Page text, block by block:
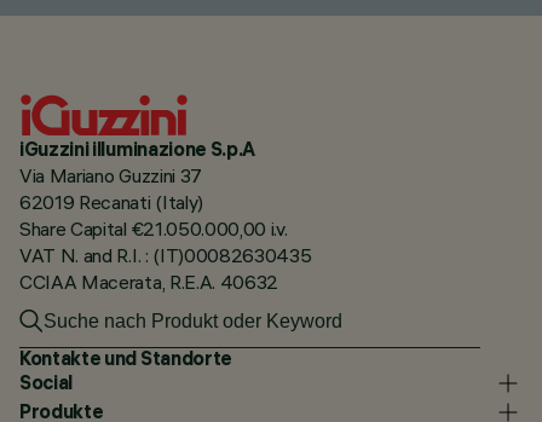
iGuzzini illuminazione S.p.A
Via Mariano Guzzini 37
62019 Recanati (Italy)
Share Capital €21.050.000,00 i.v.
VAT N. and R.I. : (IT)00082630435
CCIAA Macerata, R.E.A. 40632
Kontakte und Standorte
Social
Produkte